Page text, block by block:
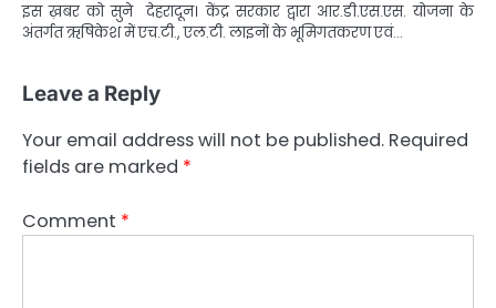
इस ख़बर को सुने देहरादून। केंद्र सरकार द्वारा आर.डी.एस.एस. योजना के
अंतर्गत ऋषिकेश में एच.टी., एल.टी. लाइनों के भूमिगतकरण एवं…
Leave a Reply
Your email address will not be published. Required
fields are marked *
Comment *